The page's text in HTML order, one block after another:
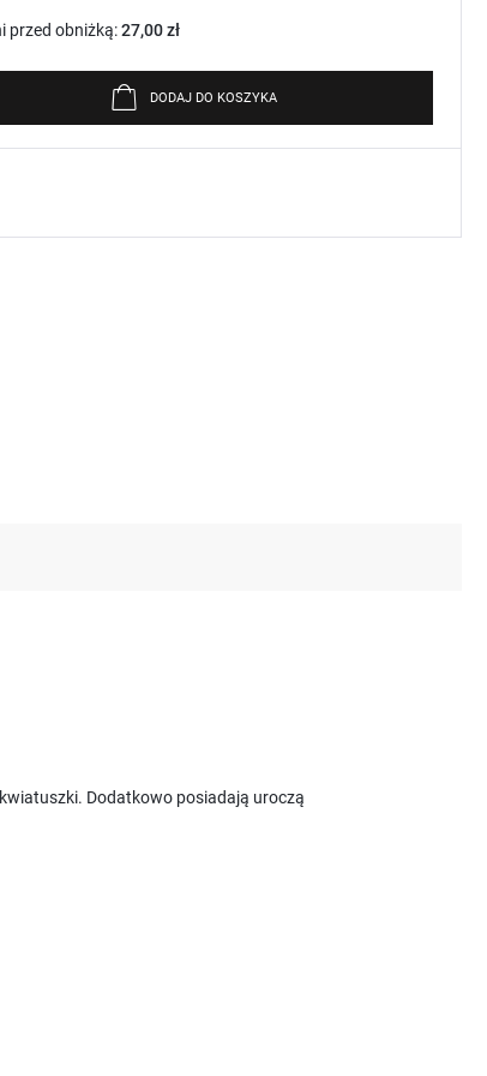
przed obniżką:27,00 zł
DODAJ DO KOSZYKA
kwiatuszki. Dodatkowo posiadają uroczą